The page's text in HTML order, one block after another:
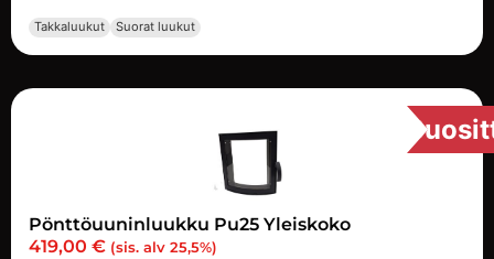
Takkaluukut Suorat luukut
Pönttöuuninluukku Pu25 Yleiskoko
419,00 € (sis. alv 25,5%)